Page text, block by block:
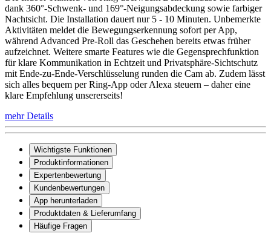
dank 360°-Schwenk- und 169°-Neigungsabdeckung sowie farbiger
Nachtsicht. Die Installation dauert nur 5 - 10 Minuten. Unbemerkte
Aktivitäten meldet die Bewegungserkennung sofort per App,
während Advanced Pre-Roll das Geschehen bereits etwas früher
aufzeichnet. Weitere smarte Features wie die Gegensprechfunktion
für klare Kommunikation in Echtzeit und Privatsphäre-Sichtschutz
mit Ende-zu-Ende-Verschlüsselung runden die Cam ab. Zudem lässt
sich alles bequem per Ring-App oder Alexa steuern – daher eine
klare Empfehlung unsererseits!
mehr Details
Wichtigste Funktionen
Produktinformationen
Expertenbewertung
Kundenbewertungen
App herunterladen
Produktdaten & Lieferumfang
Häufige Fragen